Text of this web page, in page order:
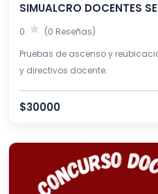
SIMUALCRO DOCENTES
0 (0 Reseñas)
Pruebas de ascenso y
y directivos docente.
$30000